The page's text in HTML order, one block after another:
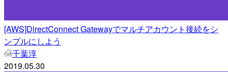
[AWS]DirectConnect Gatewayでマルチアカウント接続をシ
ンプルにしよう
千葉淳
2019.05.30